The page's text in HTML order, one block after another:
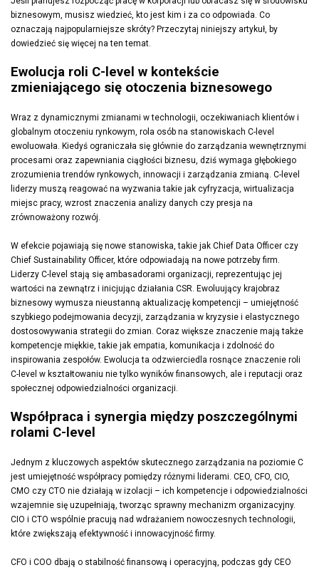
biznesowym, musisz wiedzieć, kto jest kim i za co odpowiada. Co
oznaczają najpopularniejsze skróty? Przeczytaj niniejszy artykuł, by
dowiedzieć się więcej na ten temat.
Ewolucja roli C-level w kontekście
zmieniającego się otoczenia biznesowego
Wraz z dynamicznymi zmianami w technologii, oczekiwaniach klientów i
globalnym otoczeniu rynkowym, rola osób na stanowiskach C-level
ewoluowała. Kiedyś ograniczała się głównie do zarządzania wewnętrznymi
procesami oraz zapewniania ciągłości biznesu, dziś wymaga głębokiego
zrozumienia trendów rynkowych, innowacji i zarządzania zmianą. C-level
liderzy muszą reagować na wyzwania takie jak cyfryzacja, wirtualizacja
miejsc pracy, wzrost znaczenia analizy danych czy presja na
zrównoważony rozwój.
W efekcie pojawiają się nowe stanowiska, takie jak Chief Data Officer czy
Chief Sustainability Officer, które odpowiadają na nowe potrzeby firm.
Liderzy C-level stają się ambasadorami organizacji, reprezentując jej
wartości na zewnątrz i inicjując działania CSR. Ewoluujący krajobraz
biznesowy wymusza nieustanną aktualizację kompetencji – umiejętność
szybkiego podejmowania decyzji, zarządzania w kryzysie i elastycznego
dostosowywania strategii do zmian. Coraz większe znaczenie mają także
kompetencje miękkie, takie jak empatia, komunikacja i zdolność do
inspirowania zespołów. Ewolucja ta odzwierciedla rosnące znaczenie roli
C-level w kształtowaniu nie tylko wyników finansowych, ale i reputacji oraz
społecznej odpowiedzialności organizacji.
Współpraca i synergia między poszczególnymi
rolami C-level
Jednym z kluczowych aspektów skutecznego zarządzania na poziomie C
jest umiejętność współpracy pomiędzy różnymi liderami. CEO, CFO, CIO,
CMO czy CTO nie działają w izolacji – ich kompetencje i odpowiedzialności
wzajemnie się uzupełniają, tworząc sprawny mechanizm organizacyjny.
CIO i CTO wspólnie pracują nad wdrażaniem nowoczesnych technologii,
które zwiększają efektywność i innowacyjność firmy.
CFO i COO dbają o stabilność finansową i operacyjną, podczas gdy CEO